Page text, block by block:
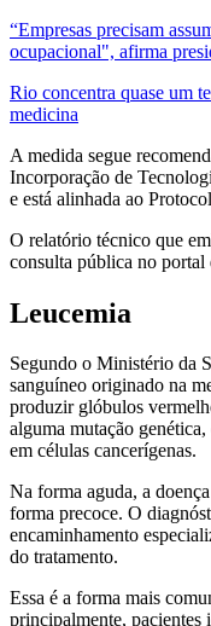
“Empresas precisam
ocupacional", afirma
Rio concentra quase um
medicina
A medida segue
Incorporação de
e está alinhada ao
O relatório técnico que
consulta pública no portal
Leucemia
Segundo o Ministério da
sanguíneo originado na
produzir glóbulos
alguma mutação
em células cancerígenas.
Na forma aguda, a
forma precoce. O
encaminhamento
do tratamento.
Essa é a forma mais
principalmente, pacientes